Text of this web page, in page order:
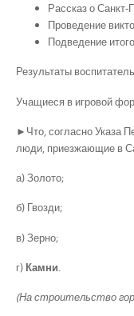
Рассказ о Санкт-
Проведение
Подведение
Результаты
Учащиеся в игровой
►Что, согласно Указа
люди, приезжающие в
а) Золото;
б) Гвозди;
в) Зерно;
г) Камни.
(На строительство